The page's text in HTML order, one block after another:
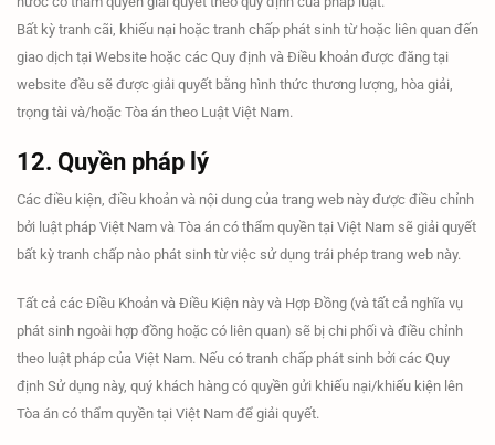
Bất kỳ tranh cãi, khiếu nại hoặc tranh chấp phát sinh từ hoặc liên quan đến
giao dịch tại Website hoặc các Quy định và Điều khoản được đăng tại
website đều sẽ được giải quyết bằng hình thức thương lượng, hòa giải,
trọng tài và/hoặc Tòa án theo Luật Việt Nam.
12. Quyền pháp lý
Các điều kiện, điều khoản và nội dung của trang web này được điều chỉnh
bởi luật pháp Việt Nam và Tòa án có thẩm quyền tại Việt Nam sẽ giải quyết
bất kỳ tranh chấp nào phát sinh từ việc sử dụng trái phép trang web này.
Tất cả các Điều Khoản và Điều Kiện này và Hợp Đồng (và tất cả nghĩa vụ
phát sinh ngoài hợp đồng hoặc có liên quan) sẽ bị chi phối và điều chỉnh
theo luật pháp của Việt Nam. Nếu có tranh chấp phát sinh bởi các Quy
định Sử dụng này, quý khách hàng có quyền gửi khiếu nại/khiếu kiện lên
Tòa án có thẩm quyền tại Việt Nam để giải quyết.